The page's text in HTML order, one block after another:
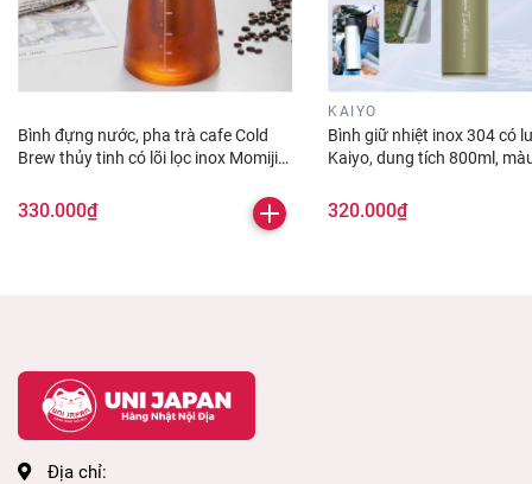
Bình đựng nước, pha trà cafe Cold
Brew thủy tinh có lõi lọc inox Momiji
330.000₫
KAIYO
Bình giữ nhiệt inox 304 có
Kaiyo, dung tích 800ml,
320.000₫
Địa chỉ: